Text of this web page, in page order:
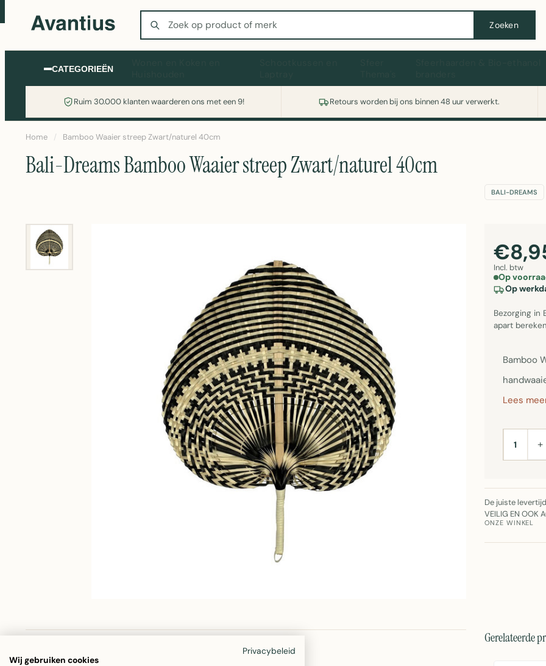
Zoeken
Zoeken
CATEGORIEËN
Ruim 30.000 klanten waarderen ons met een 9! Retours worden bij ons binnen 48 uur verwerkt.
Wasmachine of koelkast nodig? Vergelijk alle prijzen op Witgoedaanbod.nl
Home / Bamboo Waaier streep Zwart/naturel 40cm
Bali-Dreams Bamboo Waaier streep Zwart/naturel 40cm
BALI-DREAMS
Incl. btw
Op
Op
Bezorging in
apart
Bamboo
Lees
AANTAL+
De juiste
VEILIG EN OOK
ONZE WINKEL
Gerelateerde
Privacybeleid
Wij gebruiken cookies